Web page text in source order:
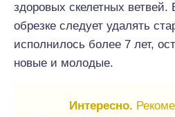
здоровых скелетных
обрезке следует удалять
исполнилось более 7 лет,
новые и молодые.
Интересно.